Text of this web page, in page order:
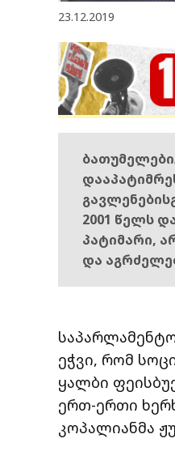
23.12.2019
2001 წელს
პატიმარი,
და
ეჭვი, რომ
ყალბი
ერთ-ერთი
კოპალიანმა